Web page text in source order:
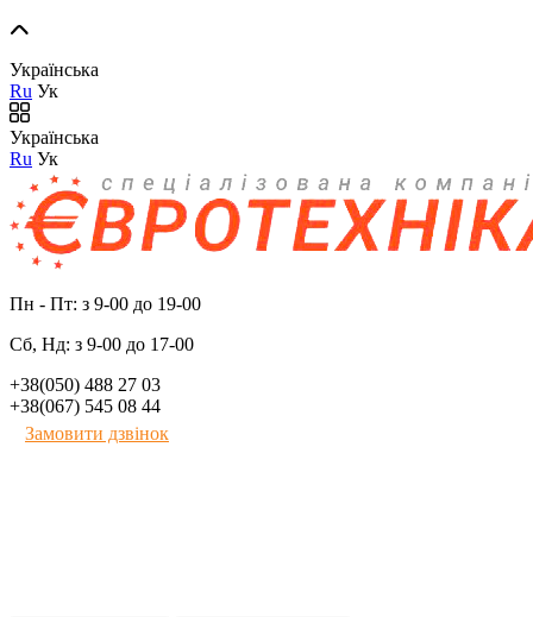
Українська
Ru Ук
Українська
Ru Ук
Пн - Пт: з 9-00 до 19-00
Сб, Нд: з 9-00 до 17-00
+38(050) 488 27 03
+38(067) 545 08 44
Замовити дзвінок